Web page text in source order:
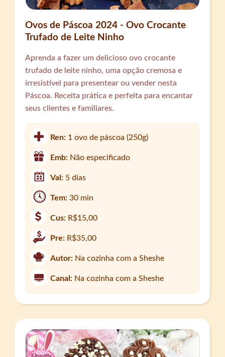
Ovos de Páscoa 2024 - Ovo Crocante
Trufado de Leite Ninho
Aprenda a fazer um delicioso ovo crocante
trufado de leite ninho, uma opção cremosa e
irresistível para presentear ou vender nesta
Páscoa. Receita prática e perfeita para encantar
seus clientes e familiares.
Ren: 1 ovo de páscoa (250g)
Emb: Não especificado
Val: 5 dias
Tem:30 min
Cus: R$15,00
Pre: R$35,00
Autor: Na cozinha com a Sheshe
Canal: Na cozinha com a Sheshe